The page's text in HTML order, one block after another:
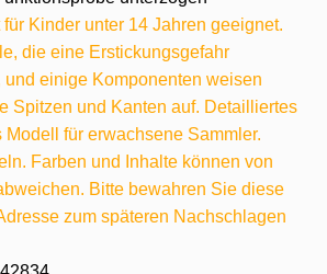
Kinder unter 14 Jahren geeignet.
die eine Erstickungsgefahr
einige Komponenten weisen
Spitzen und Kanten auf. Detailliertes
für erwachsene Sammler.
Farben und Inhalte können von
Bitte bewahren Sie diese
zum späteren Nachschlagen